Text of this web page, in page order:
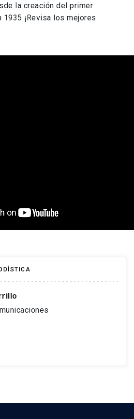
la creación del primer
¡Revisa los mejores